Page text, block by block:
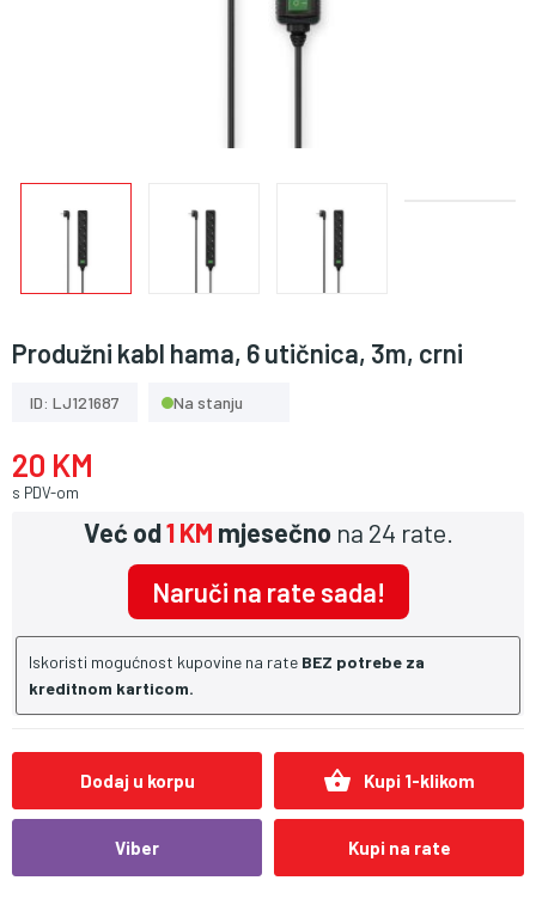
Produžni kabl hama, 6 utičnica, 3m, crni
ID: LJ121687 Na stanju
20 KM
s PDV-om
Već od1 KM mjesečno na 24 rate.
Naruči na rate sada!
Iskoristi mogućnost kupovine na rate BEZ potrebe za
kreditnom karticom.
Dodaj u korpu shopping_basket Kupi 1-klikom
Viber Kupi na rate